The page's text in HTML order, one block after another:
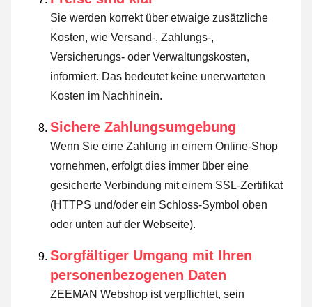
Sie werden korrekt über etwaige zusätzliche
Kosten, wie Versand-, Zahlungs-,
Versicherungs- oder Verwaltungskosten,
informiert. Das bedeutet keine unerwarteten
Kosten im Nachhinein.
Sichere Zahlungsumgebung
Wenn Sie eine Zahlung in einem Online-Shop
vornehmen, erfolgt dies immer über eine
gesicherte Verbindung mit einem SSL-Zertifikat
(HTTPS und/oder ein Schloss-Symbol oben
oder unten auf der Webseite).
Sorgfältiger Umgang mit Ihren
personenbezogenen Daten
ZEEMAN Webshop ist verpflichtet, sein